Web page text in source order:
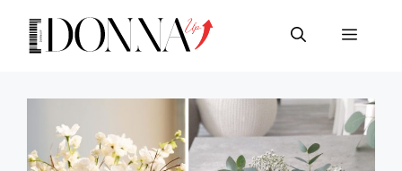
contenuto
Menu